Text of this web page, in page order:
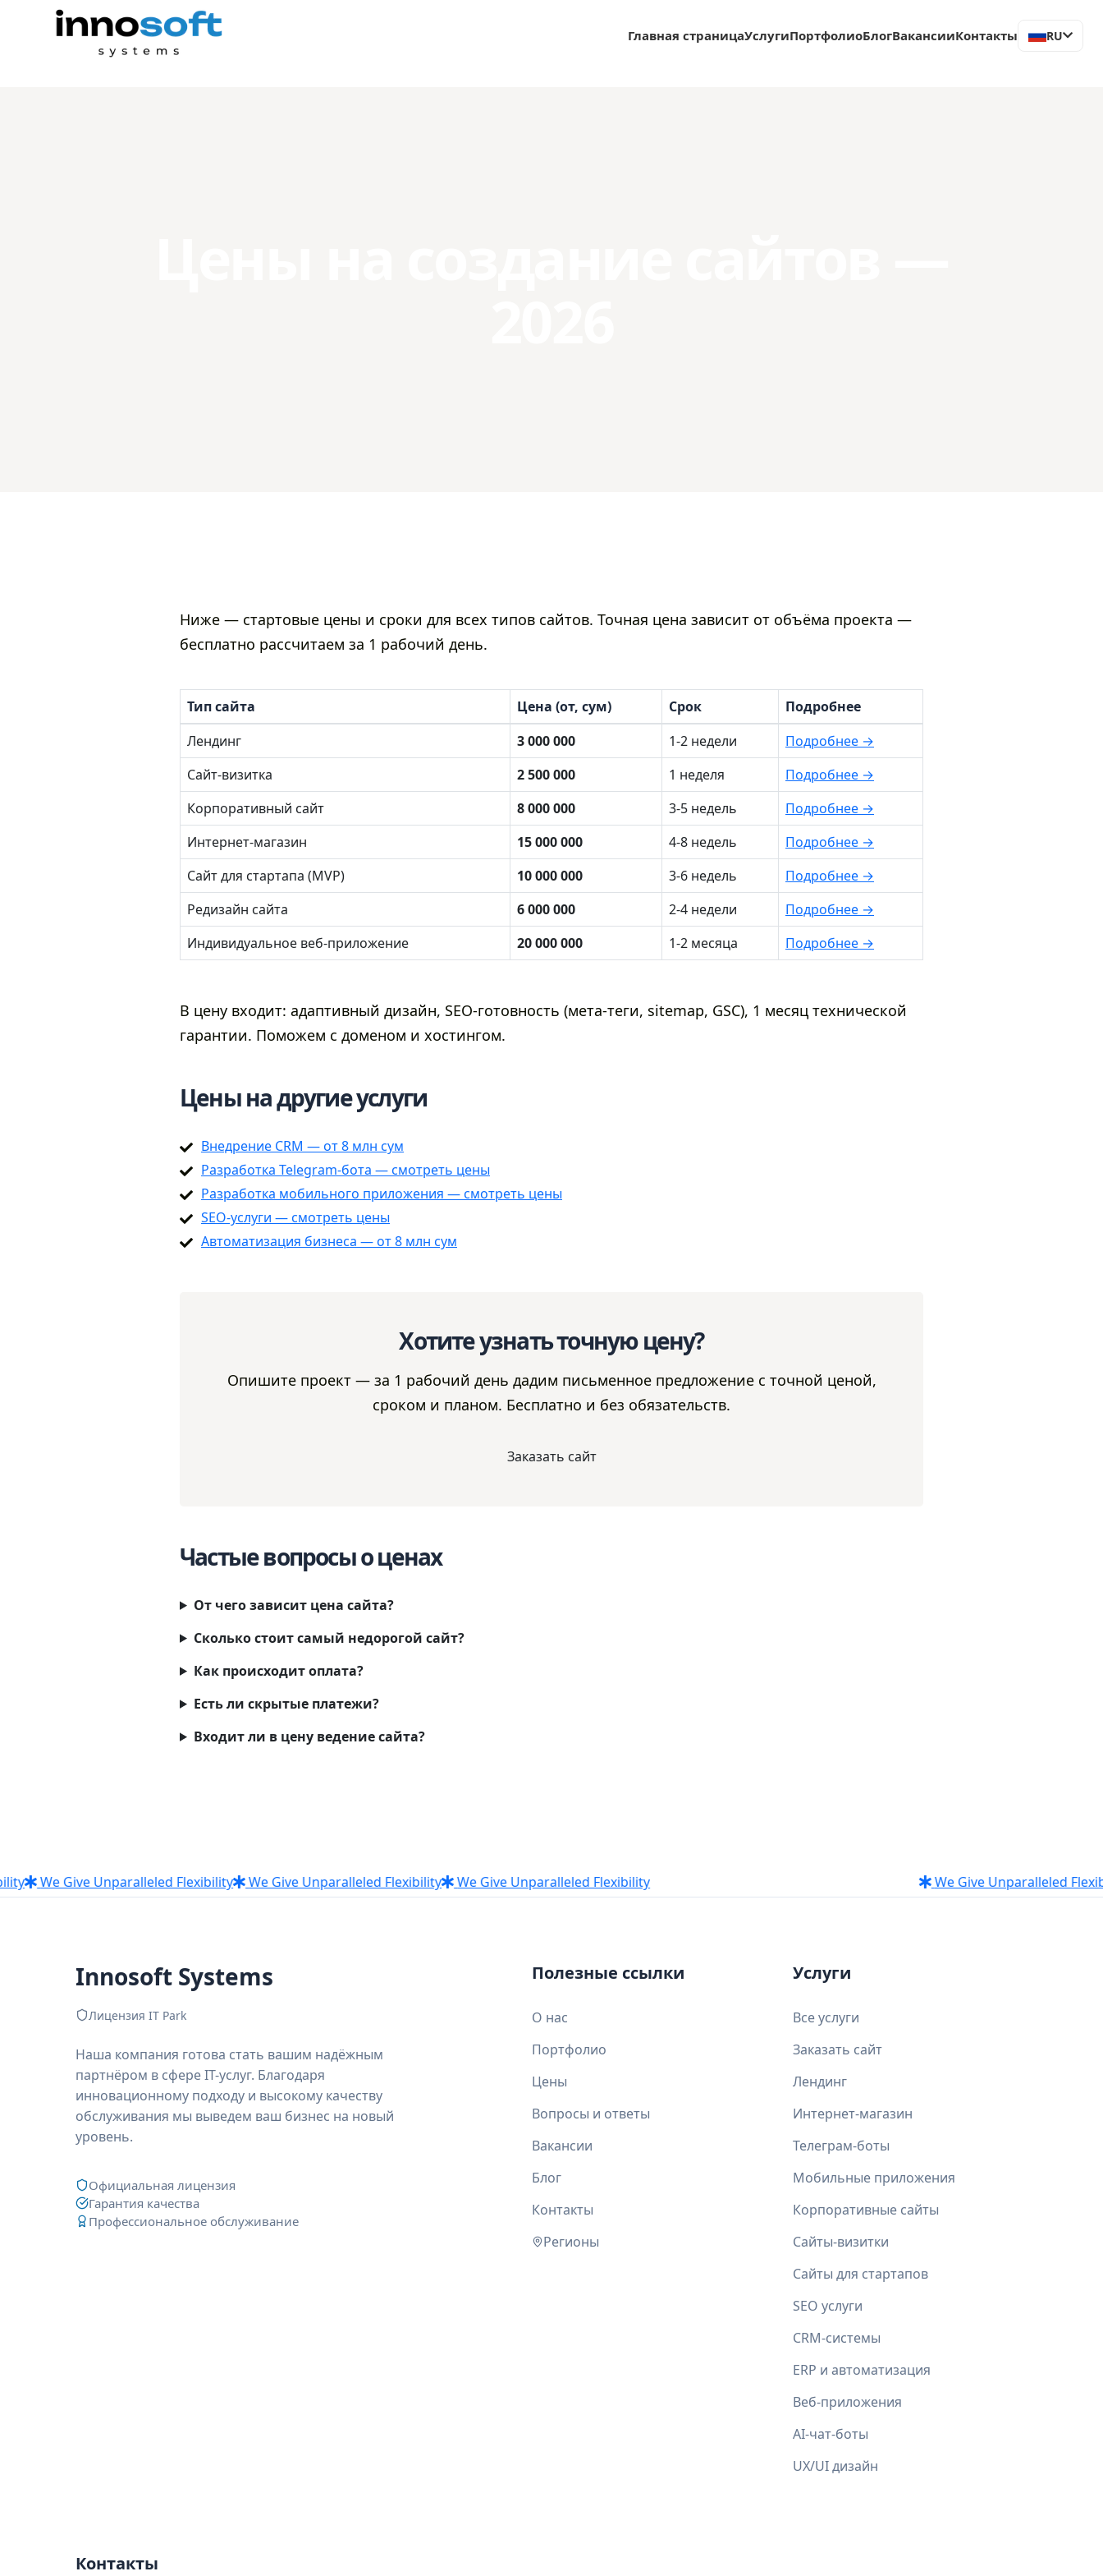
Главная страницаУслугиПортфолиоБлогВакансииКонтакты RU
Ниже — стартовые цены и сроки для всех типов сайтов. Точная цена зависит от объёма проекта —
бесплатно рассчитаем за 1 рабочий день.
Таблица цен по типам сайтов
Тип сайта Цена (от, сум) Срок
Подробнее
Лендинг
3 000 000 1-2 недели Подробнее →
Сайт-визитка
2 500 000 1 неделя Подробнее →
Корпоративный сайт
8 000 000 3-5 недель Подробнее →
Интернет-магазин
15 000 000 4-8 недель Подробнее →
Сайт для стартапа (MVP)
10 000 000 3-6 недель Подробнее →
Редизайн сайта
6 000 000 2-4 недели Подробнее →
Индивидуальное веб-приложение
20 000 000 1-2 месяца Подробнее →
В цену входит: адаптивный дизайн, SEO-готовность (мета-теги, sitemap, GSC), 1 месяц технической
гарантии. Поможем с доменом и хостингом.
Цены на другие услуги
Внедрение CRM — от 8 млн сум
Разработка Telegram-бота — смотреть цены
Разработка мобильного приложения — смотреть цены
SEO-услуги — смотреть цены
Автоматизация бизнеса — от 8 млн сум
Хотите узнать точную цену?
Опишите проект — за 1 рабочий день дадим письменное предложение с точной ценой,
сроком и планом. Бесплатно и без обязательств.
Заказать сайт
Частые вопросы о ценах
От чего зависит цена сайта?
Сколько стоит самый недорогой сайт?
Как происходит оплата?
Есть ли скрытые платежи?
Входит ли в цену ведение сайта?
We Give Unparalleled Flexibility We Give Unparalleled Flexibility We Give Unparalleled Flexibility We Give Unparalleled Flexibility
Innosoft Systems
Лицензия IT Park
Наша компания готова стать вашим надёжным
партнёром в сфере IT-услуг. Благодаря
инновационному подходу и высокому качеству
обслуживания мы выведем ваш бизнес на новый
уровень.
Официальная лицензия
Гарантия качества
Профессиональное обслуживание
Полезные ссылки
О нас
Портфолио
Цены
Вопросы и ответы
Вакансии
Блог
Контакты
Регионы
Услуги
Все услуги
Заказать сайт
Лендинг
Интернет-магазин
Телеграм-боты
Мобильные приложения
Корпоративные сайты
Сайты-визитки
Сайты для стартапов
SEO услуги
CRM-системы
ERP и автоматизация
Веб-приложения
AI-чат-боты
UX/UI дизайн
Контакты